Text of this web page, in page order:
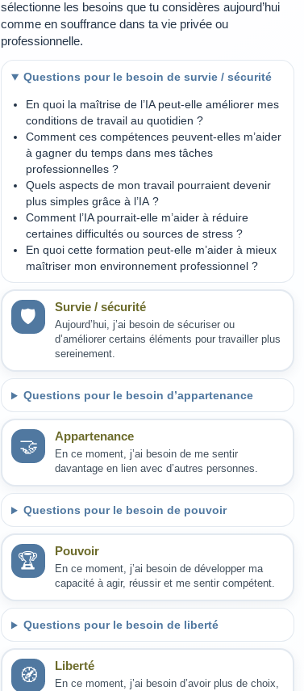
sélectionne les besoins que tu considères aujourd’hui
comme en souffrance dans ta vie privée ou
professionnelle.
Questions pour le besoin de survie / sécurité
En quoi la maîtrise de l’IA peut-elle améliorer mes
conditions de travail au quotidien ?
Comment ces compétences peuvent-elles m’aider
à gagner du temps dans mes tâches
professionnelles ?
Quels aspects de mon travail pourraient devenir
plus simples grâce à l’IA ?
Comment l’IA pourrait-elle m’aider à réduire
certaines difficultés ou sources de stress ?
En quoi cette formation peut-elle m’aider à mieux
maîtriser mon environnement professionnel ?
🛡️ Survie / sécurité
Aujourd’hui, j’ai besoin de sécuriser ou
d’améliorer certains éléments pour travailler plus
sereinement.
Questions pour le besoin d’appartenance
🤝 Appartenance
En ce moment, j’ai besoin de me sentir
davantage en lien avec d’autres personnes.
Questions pour le besoin de pouvoir
🏆 Pouvoir
En ce moment, j’ai besoin de développer ma
capacité à agir, réussir et me sentir compétent.
Questions pour le besoin de liberté
🧭 Liberté
En ce moment, j’ai besoin d’avoir plus de choix,